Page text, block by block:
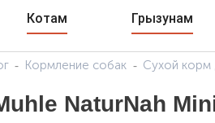
Котам Грызунам
Кормление собак Сухой корм
NaturNah